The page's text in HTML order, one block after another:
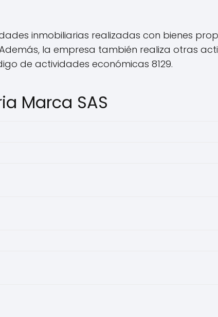
inmobiliarias realizadas con bienes
la empresa también realiza otras
de actividades económicas 8129.
Marca SAS